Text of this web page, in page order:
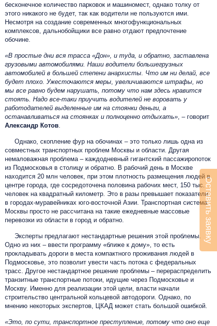
бесконечное количество парковок и машиномест, однако толку от
этого никакого не будет, так как водители не пользуются ими.
Несмотря на создание современных многофункциональных
комплексов, дальнобойщики все равно отдают предпочтение
обочине.
«В простые дни вся трасса «Дон», и туда, и обратно, заставлена
грузовыми автомобилями. Наши водители большегрузных
автомобилей в большей степени анархисты. Что им ни делай, все
будет плохо. Ужесточаются меры, увеличиваются штрафы, но
мы все равно будем нарушать, потому что нам здесь нравится
стоять. Надо все-таки приучить водителей не воровать у
работодателей выделенные им на стоянки деньги, а
останавливаться на стоянках и полноценно отдыхать» , – говорит
Александр Котов
Однако, скопление фур на обочинах – это только лишь одна из
совместных транспортных проблем Москвы и области. Другая
немаловажная проблема – каждодневный гигантский пассажиропоток
из Подмосковья в столицу и обратно. В рабочий день в Москве
находится 20 млн человек, при этом плотность размещения людей в
центре города, где сосредоточена половина рабочих мест, 150 тыс.
человек на квадратный километр. Это в разы превышает показатели
в городах-муравейниках юго-восточной Азии. Транспортная система
Москвы просто не рассчитана на такие ежедневные массовые
перевозки из области в город и обратно.
Эксперты предлагают нестандартные решения этой проблемы.
Одно из них – ввести программу «ближе к дому», то есть
прокладывать дороги в места компактного проживания людей в
Подмосковье, это позволит увести часть потока с федеральных
трасс. Другое нестандартное решение проблемы – перераспределить
транзитные транспортные потоки, идущие через Подмосковье и
Москву. Именно для реализации этой цели, власти начали
строительство центральной кольцевой автодороги. Однако, по
мнению некоторых экспертов, ЦКАД может стать большой ошибкой.
«Это, по сути, транспортное преступление, потому что оно еще
Оставить заявку